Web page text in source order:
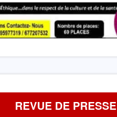
REVUE DE PRESSE